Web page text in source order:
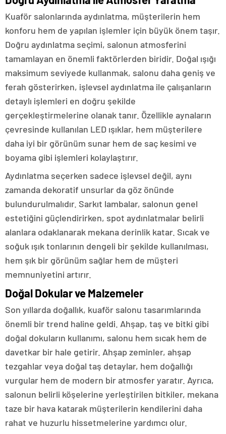
Kuaför salonlarında aydınlatma, müşterilerin hem
konforu hem de yapılan işlemler için büyük önem taşır.
Doğru aydınlatma seçimi, salonun atmosferini
tamamlayan en önemli faktörlerden biridir. Doğal ışığı
maksimum seviyede kullanmak, salonu daha geniş ve
ferah gösterirken, işlevsel aydınlatma ile çalışanların
detaylı işlemleri en doğru şekilde
gerçekleştirmelerine olanak tanır. Özellikle aynaların
çevresinde kullanılan LED ışıklar, hem müşterilere
daha iyi bir görünüm sunar hem de saç kesimi ve
boyama gibi işlemleri kolaylaştırır.
Aydınlatma seçerken sadece işlevsel değil, aynı
zamanda dekoratif unsurlar da göz önünde
bulundurulmalıdır. Sarkıt lambalar, salonun genel
estetiğini güçlendirirken, spot aydınlatmalar belirli
alanlara odaklanarak mekana derinlik katar. Sıcak ve
soğuk ışık tonlarının dengeli bir şekilde kullanılması,
hem şık bir görünüm sağlar hem de müşteri
memnuniyetini artırır.
Doğal Dokular ve Malzemeler
Son yıllarda doğallık, kuaför salonu tasarımlarında
önemli bir trend haline geldi. Ahşap, taş ve bitki gibi
doğal dokuların kullanımı, salonu hem sıcak hem de
davetkar bir hale getirir. Ahşap zeminler, ahşap
tezgahlar veya doğal taş detaylar, hem doğallığı
vurgular hem de modern bir atmosfer yaratır. Ayrıca,
salonun belirli köşelerine yerleştirilen bitkiler, mekana
taze bir hava katarak müşterilerin kendilerini daha
rahat ve huzurlu hissetmelerine yardımcı olur.